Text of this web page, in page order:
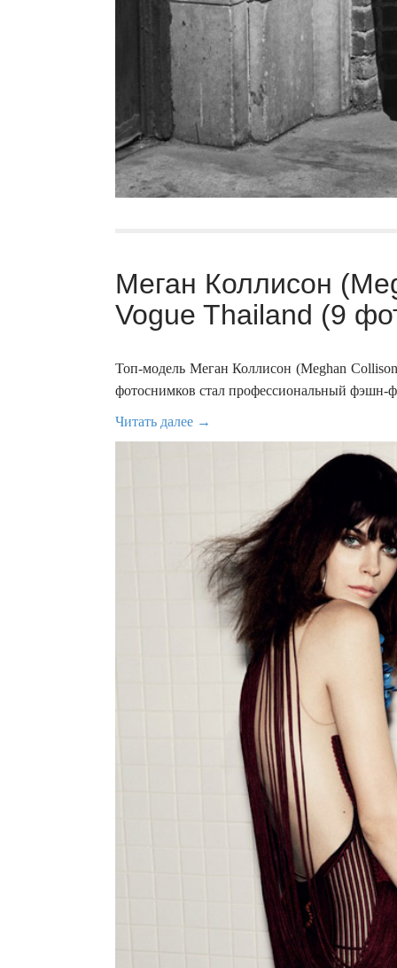
Меган Коллисон
Vogue Thailand (9
Топ-модель Меган Коллисон (Meghan
фотоснимков стал профессиональный фэшн-
Читать далее →